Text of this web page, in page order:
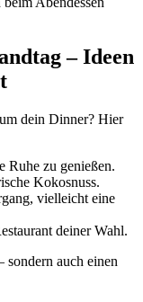
– Ideen
dein Dinner? Hier
Ruhe zu genießen.
Kokosnuss.
vielleicht eine
deiner Wahl.
auch einen